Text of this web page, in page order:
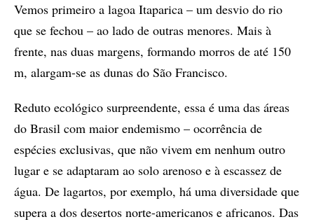
Vemos primeiro a lagoa Itaparica – um desvio do rio
que se fechou – ao lado de outras menores. Mais à
frente, nas duas margens, formando morros de até 150
m, alargam-se as dunas do São Francisco.
Reduto ecológico surpreendente, essa é uma das áreas
do Brasil com maior endemismo – ocorrência de
espécies exclusivas, que não vivem em nenhum outro
lugar e se adaptaram ao solo arenoso e à escassez de
água. De lagartos, por exemplo, há uma diversidade que
supera a dos desertos norte-americanos e africanos. Das